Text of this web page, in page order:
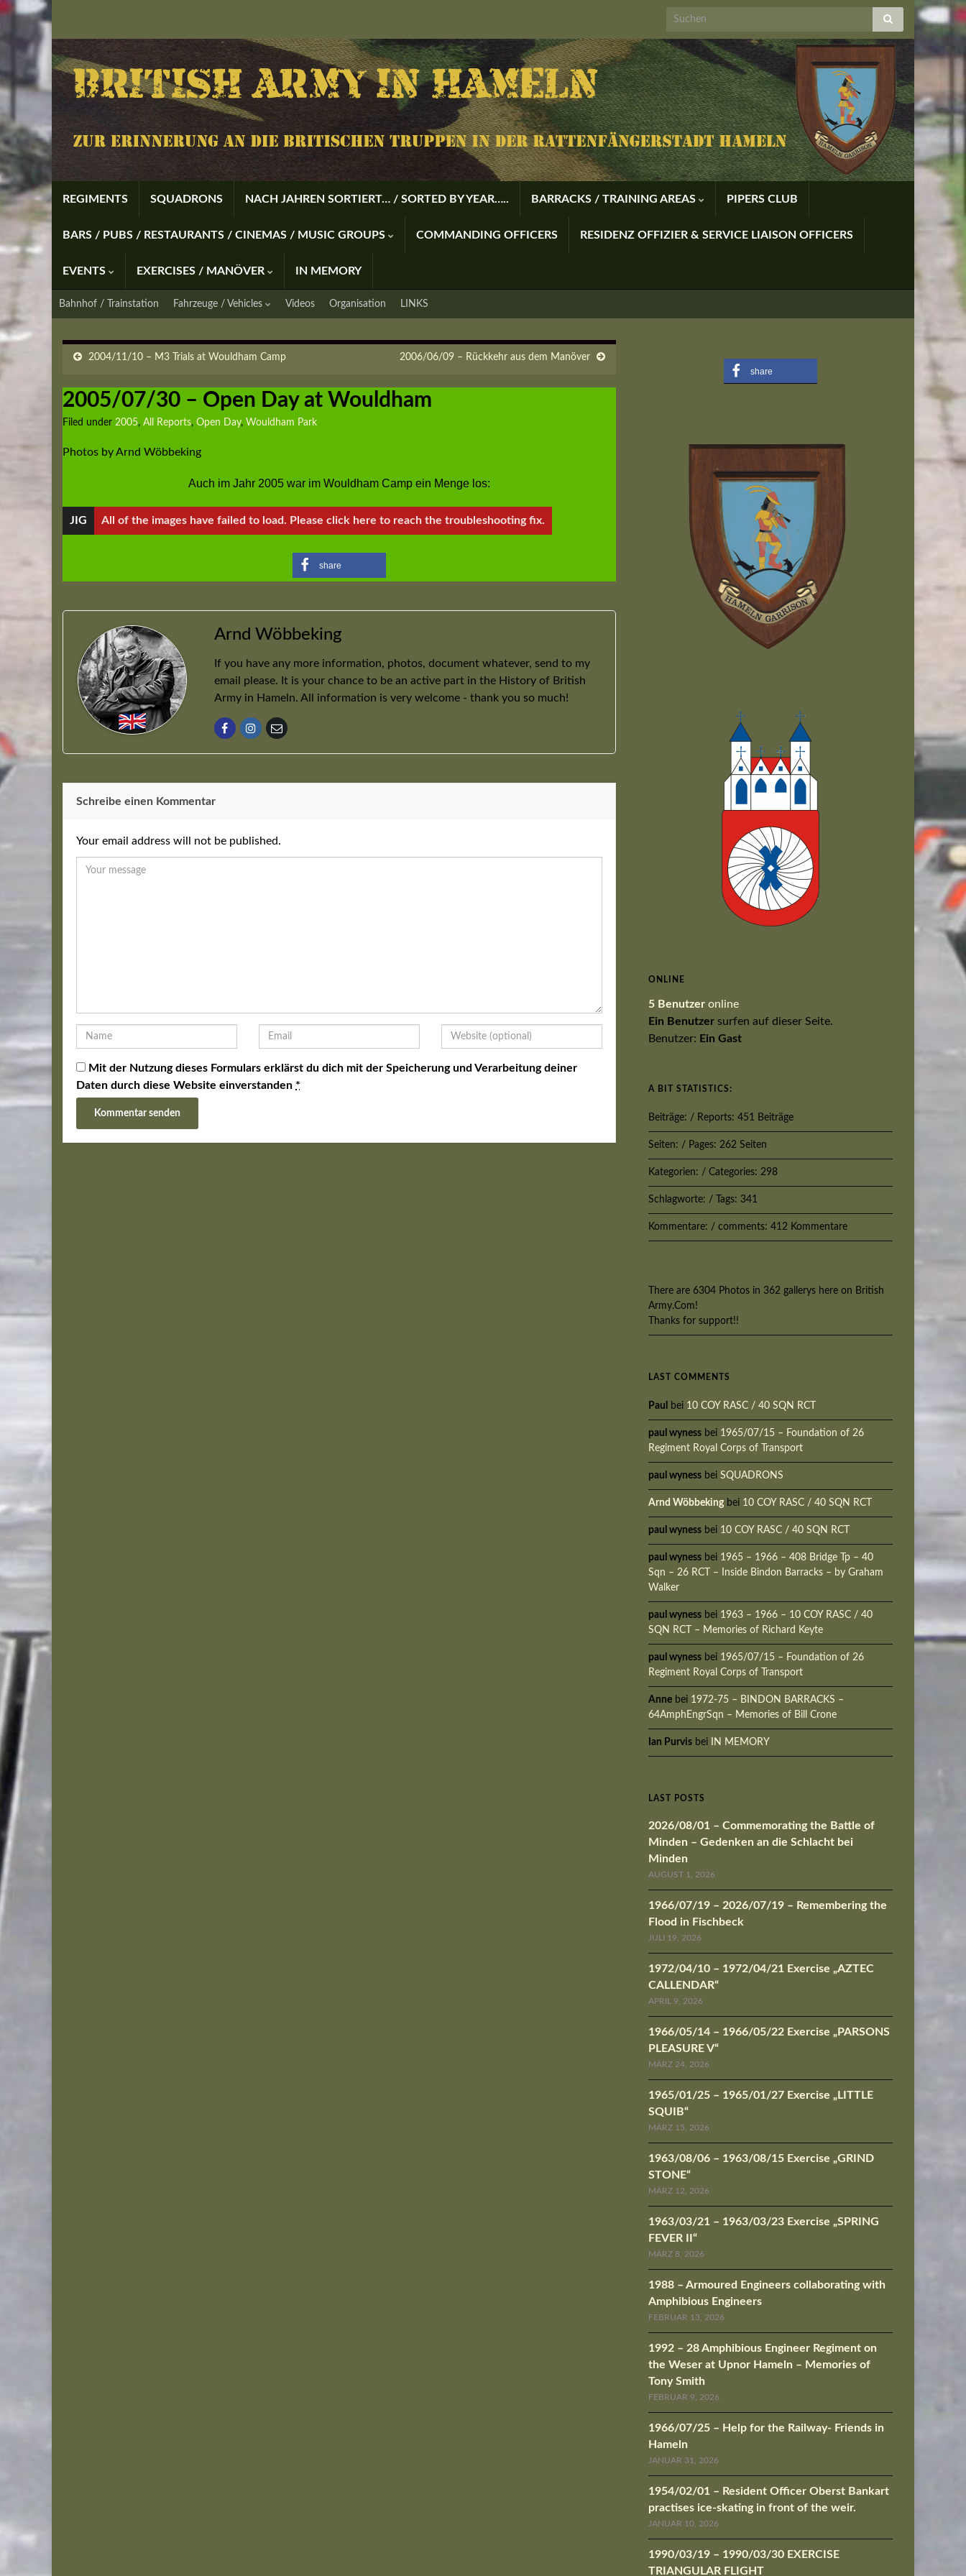
REGIMENTS SQUADRONS NACH JAHREN SORTIERT… / SORTED BY YEAR….. BARRACKS / TRAINING AREAS PIPERS CLUB
BARS / PUBS / RESTAURANTS / CINEMAS / MUSIC GROUPS COMMANDING OFFICERS RESIDENZ OFFIZIER & SERVICE LIAISON OFFICERS
EVENTS EXERCISES / MANÖVER IN MEMORY
Bahnhof / Trainstation Fahrzeuge / Vehicles Videos Organisation LINKS
2004/11/10 – M3 Trials at Wouldham Camp 2006/06/09 – Rückkehr aus dem Manöver
2005/07/30 – Open Day at Wouldham
Filed under 2005, All Reports, Open Day, Wouldham Park
Photos by Arnd Wöbbeking
Auch im Jahr 2005 war im Wouldham Camp ein Menge los:
JIG All of the images have failed to load. Please click here to reach the troubleshooting fix.
share
Arnd Wöbbeking
If you have any more information, photos, document whatever, send to my
email please. It is your chance to be an active part in the History of British
Army in Hameln. All information is very welcome - thank you so much!
Schreibe einen Kommentar
Your email address will not be published.
Mit der Nutzung dieses Formulars erklärst du dich mit der Speicherung und Verarbeitung deiner
Daten durch diese Website einverstanden *
share
ONLINE
5 Benutzer online
Ein Benutzer surfen auf dieser Seite.
Benutzer: Ein Gast
A BIT STATISTICS:
Beiträge: / Reports: 451 Beiträge
Seiten: / Pages: 262 Seiten
Kategorien: / Categories: 298
Schlagworte: / Tags: 341
Kommentare: / comments: 412 Kommentare
There are 6304 Photos in 362 gallerys here on British
Army.Com!
Thanks for support!!
LAST COMMENTS
Paul bei 10 COY RASC / 40 SQN RCT
paul wyness bei 1965/07/15 – Foundation of 26
Regiment Royal Corps of Transport
paul wyness bei SQUADRONS
Arnd Wöbbekingbei 10 COY RASC / 40 SQN RCT
paul wyness bei 10 COY RASC / 40 SQN RCT
paul wyness bei 1965 – 1966 – 408 Bridge Tp – 40
Sqn – 26 RCT – Inside Bindon Barracks – by Graham
Walker
paul wyness bei 1963 – 1966 – 10 COY RASC / 40
SQN RCT – Memories of Richard Keyte
paul wyness bei 1965/07/15 – Foundation of 26
Regiment Royal Corps of Transport
Anne bei 1972-75 – BINDON BARRACKS –
64AmphEngrSqn – Memories of Bill Crone
Ian Purvis bei IN MEMORY
LAST POSTS
2026/08/01 – Commemorating the Battle of
Minden – Gedenken an die Schlacht bei
Minden
AUGUST 1, 2026
1966/07/19 – 2026/07/19 – Remembering the
Flood in Fischbeck
JULI 19, 2026
1972/04/10 – 1972/04/21 Exercise „AZTEC
CALLENDAR“
APRIL 9, 2026
1966/05/14 – 1966/05/22 Exercise „PARSONS
PLEASURE V“
MÄRZ 24, 2026
1965/01/25 – 1965/01/27 Exercise „LITTLE
SQUIB“
MÄRZ 15, 2026
1963/08/06 – 1963/08/15 Exercise „GRIND
STONE“
MÄRZ 12, 2026
1963/03/21 – 1963/03/23 Exercise „SPRING
FEVER II“
MÄRZ 8, 2026
1988 – Armoured Engineers collaborating with
Amphibious Engineers
FEBRUAR 13, 2026
1992 – 28 Amphibious Engineer Regiment on
the Weser at Upnor Hameln – Memories of
Tony Smith
FEBRUAR 9, 2026
1966/07/25 – Help for the Railway- Friends in
Hameln
JANUAR 31, 2026
1954/02/01 – Resident Officer Oberst Bankart
practises ice-skating in front of the weir.
JANUAR 10, 2026
1990/03/19 – 1990/03/30 EXERCISE
TRIANGULAR FLIGHT